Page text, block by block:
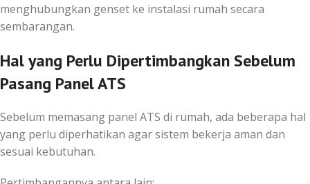
menghubungkan genset ke instalasi rumah secara
sembarangan.
Hal yang Perlu Dipertimbangkan Sebelum
Pasang Panel ATS
Sebelum memasang panel ATS di rumah, ada beberapa hal
yang perlu diperhatikan agar sistem bekerja aman dan
sesuai kebutuhan.